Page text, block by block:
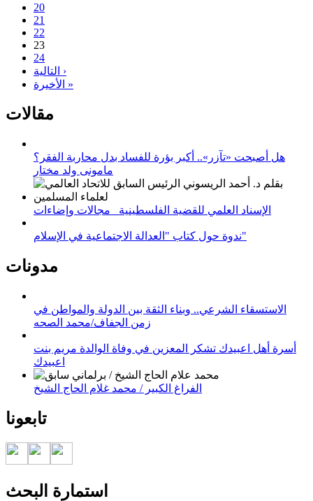
20
21
22
23
24
التالية ›
الأخيرة »
مقالات
هل أصبحت «تآزر».. أكبر بؤرة للفساد بدل محاربة الفقر؟
مامونى ولد مختار
الإسناد العلمي للقضية الفلسطينية_ مجالات وإضاءات
ندوة حول كتاب "العدالة الاجتماعية في الإسلام"
مدونات
الاستسقاء الشرعي.. وبناء الثقة بين الدولة والمواطن في
زمن الجفاف/محمد الصحه
أسرة أهل اعبيدك تشكر المعزين في وفاة الوالدة مريم بنت
اعبيدك
الفراغ الكبير / محمد غلام الحاج الشيخ
تابعونا
استمارة البحث